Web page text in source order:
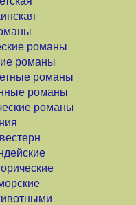
романы
романы
романы
романы
романы